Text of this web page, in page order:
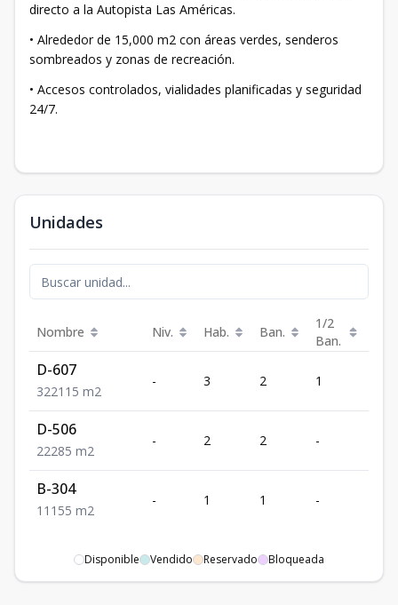
directo a la Autopista Las Américas.
• Alrededor de 15,000 m2 con áreas verdes, senderos
sombreados y zonas de recreación.
• Accesos controlados, vialidades planificadas y seguridad
24/7.
Unidades
Nombre Niv. Hab. Ban.
1/2
Ban.
D-607
322115 m2
- 3 2 1
D-506
22285 m2
- 2 2 -
B-304
1 1 1 55 m2
- 1 1 -
Disponible Vendido Reservado Bloqueada